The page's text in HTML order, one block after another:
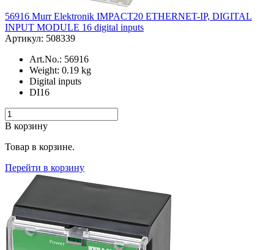
56916 Murr Elektronik IMPACT20 ETHERNET-IP, DIGITAL
INPUT MODULE 16 digital inputs
Артикул: 508339
Art.No.: 56916
Weight: 0.19 kg
Digital inputs
DI16
В корзину
Товар в корзине.
Перейти в корзину